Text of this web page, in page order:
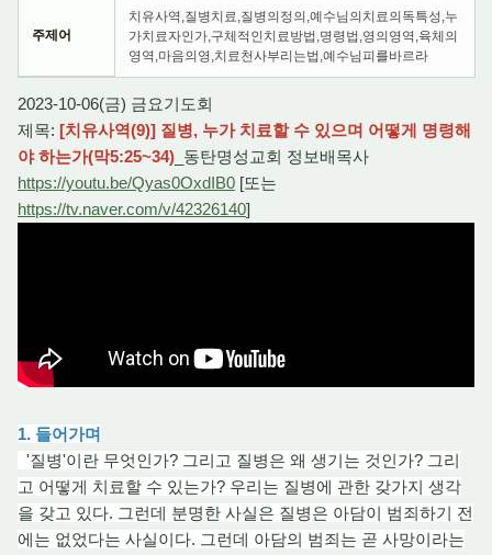
주제어
치유사역,질병치료,질병의정의,예수님의치료의독특성,누
가치료자인가,구체적인치료방법,명령법,영의영역,육체의
영역,마음의영,치료천사부리는법,예수님피를바르라
2023-10-06(금) 금요기도회
제목: [치유사역(9)] 질병, 누가 치료할 수 있으며 어떻게 명령해
야 하는가(막5:25~34) _동탄명성교회 정보배목사
https://youtu.be/Qyas0OxdIB0 [또는
https://tv.naver.com/v/42326140]
1. 들어가며
'질병'이란 무엇인가? 그리고 질병은 왜 생기는 것인가? 그리
고 어떻게 치료할 수 있는가? 우리는 질병에 관한 갖가지 생각
을 갖고 있다. 그런데 분명한 사실은 질병은 아담이 범죄하기 전
에는 없었다는 사실이다. 그런데 아담의 범죄는 곧 사망이라는